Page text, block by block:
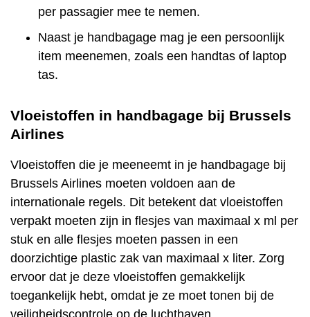
per passagier mee te nemen.
Naast je handbagage mag je een persoonlijk
item meenemen, zoals een handtas of laptop
tas.
Vloeistoffen in handbagage bij Brussels
Airlines
Vloeistoffen die je meeneemt in je handbagage bij
Brussels Airlines moeten voldoen aan de
internationale regels. Dit betekent dat vloeistoffen
verpakt moeten zijn in flesjes van maximaal x ml per
stuk en alle flesjes moeten passen in een
doorzichtige plastic zak van maximaal x liter. Zorg
ervoor dat je deze vloeistoffen gemakkelijk
toegankelijk hebt, omdat je ze moet tonen bij de
veiligheidscontrole op de luchthaven.